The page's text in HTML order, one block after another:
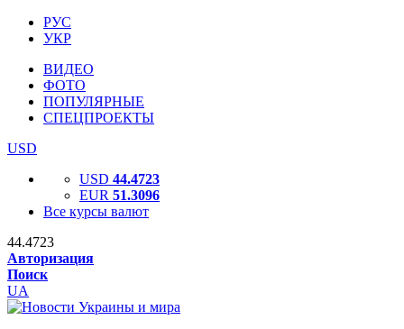
РУС
УКР
ВИДЕО
ФОТО
ПОПУЛЯРНЫЕ
СПЕЦПРОЕКТЫ
USD
USD 44.4723
EUR 51.3096
Все курсы валют
44.4723
Авторизация
Поиск
UA